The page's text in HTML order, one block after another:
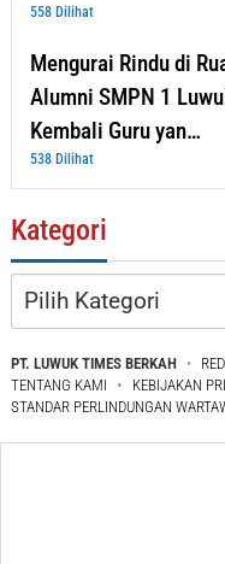
558 Dilihat
Mengurai Rindu di
Alumni SMPN 1
Kembali Guru yan…
538 Dilihat
Kategori
Kategori
PT. LUWUK TIMES BERKAH
TENTANG KAMI
KEBIJAKAN
STANDAR PERLINDUNGAN